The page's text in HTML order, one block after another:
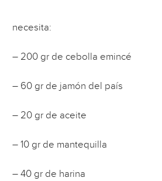
necesita:
– 200 gr de cebolla emincé
– 60 gr de jamón del país
– 20 gr de aceite
– 10 gr de mantequilla
– 40 gr de harina